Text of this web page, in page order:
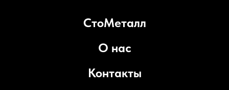
СтоМеталл
О нас
Контакты